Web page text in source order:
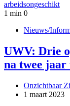
1 min 0
Nieuws/
UWV: Drie
na twee jaar
Onzichtbaar
1 maart 2023